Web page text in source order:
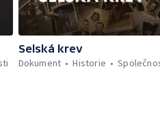
Selská krev
Dokument
Historie